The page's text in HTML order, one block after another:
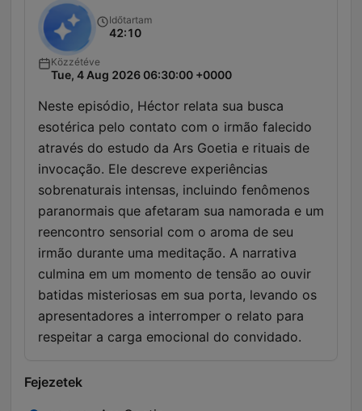
Időtartam
42:10
Közzétéve
Tue, 4 Aug 2026 06:30:00 +0000
Neste episódio, Héctor relata sua busca
esotérica pelo contato com o irmão falecido
através do estudo da Ars Goetia e rituais de
invocação. Ele descreve experiências
sobrenaturais intensas, incluindo fenômenos
paranormais que afetaram sua namorada e um
reencontro sensorial com o aroma de seu
irmão durante uma meditação. A narrativa
culmina em um momento de tensão ao ouvir
batidas misteriosas em sua porta, levando os
apresentadores a interromper o relato para
respeitar a carga emocional do convidado.
Fejezetek